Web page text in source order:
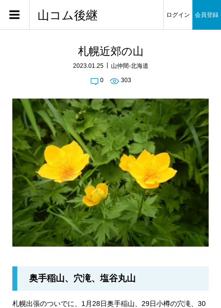
山コム後継 ログイン 会員登録
札幌近郊の山
2023.01.25 山仲間-北海道
0 303
奥手稲山、穴滝、塩谷丸山
札幌出張のついでに、1月28日奥手稲山、29日小樽の穴滝、30